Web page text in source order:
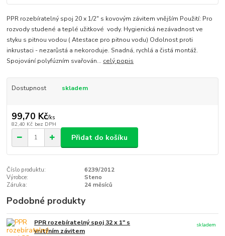
PPR rozebíratelný spoj 20 x 1/2" s kovovým závitem vnějším Použití: Pro
rozvody studené a teplé užitkové vody. Hygienická nezávadnost ve
styku s pitnou vodou ( Atestace pro pitnou vodu) Odolnost proti
inkrustaci - nezarůstá a nekoroduje. Snadná, rychlá a čistá montáž.
Spojování polyfúzním svařován... celý popis
Dostupnost skladem
99,70 Kč/ks
82,40 Kč bez DPH
Přidat do košíku
Číslo produktu:
6239/2012
Výrobce:
Steno
Záruka:
24 měsíců
Podobné produkty
PPR rozebíratelný spoj 32 x 1" s
vnitřním závitem
skladem